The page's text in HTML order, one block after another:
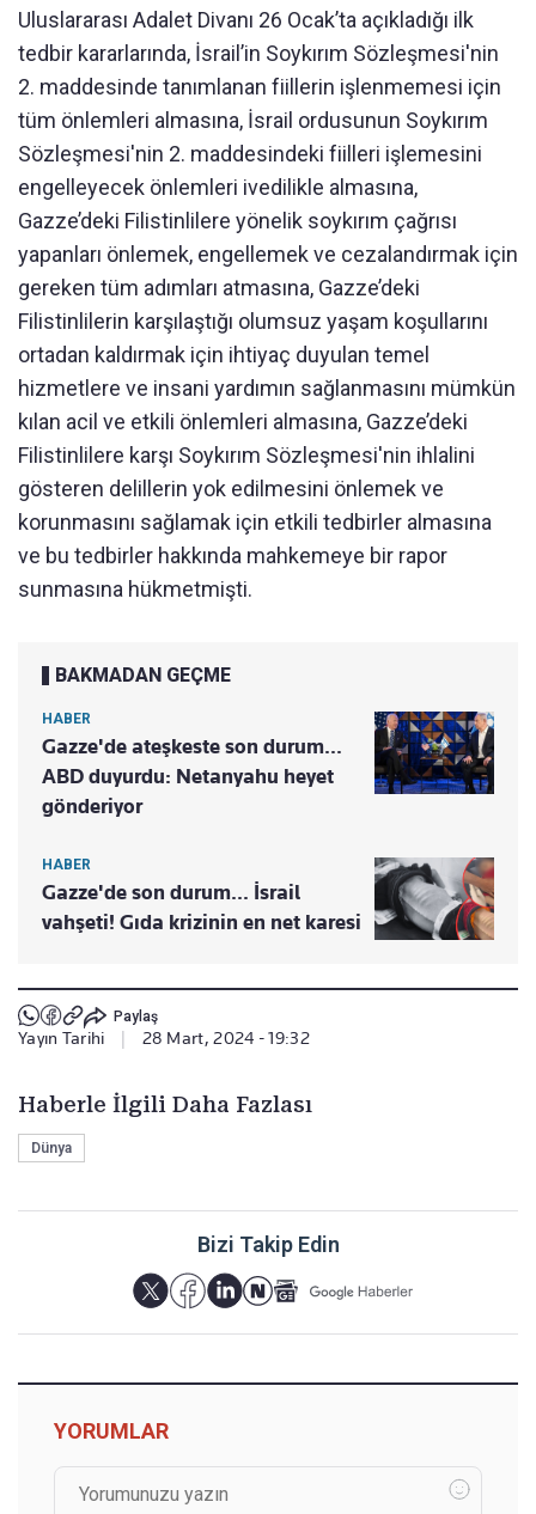
Uluslararası Adalet Divanı 26 Ocak’ta açıkladığı ilk
tedbir kararlarında, İsrail’in Soykırım Sözleşmesi'nin
2. maddesinde tanımlanan fiillerin işlenmemesi için
tüm önlemleri almasına, İsrail ordusunun Soykırım
Sözleşmesi'nin 2. maddesindeki fiilleri işlemesini
engelleyecek önlemleri ivedilikle almasına,
Gazze’deki Filistinlilere yönelik soykırım çağrısı
yapanları önlemek, engellemek ve cezalandırmak için
gereken tüm adımları atmasına, Gazze’deki
Filistinlilerin karşılaştığı olumsuz yaşam koşullarını
ortadan kaldırmak için ihtiyaç duyulan temel
hizmetlere ve insani yardımın sağlanmasını mümkün
kılan acil ve etkili önlemleri almasına, Gazze’deki
Filistinlilere karşı Soykırım Sözleşmesi'nin ihlalini
gösteren delillerin yok edilmesini önlemek ve
korunmasını sağlamak için etkili tedbirler almasına
ve bu tedbirler hakkında mahkemeye bir rapor
sunmasına hükmetmişti.
BAKMADAN GEÇME
HABER
Gazze'de ateşkeste son durum...
ABD duyurdu: Netanyahu heyet
gönderiyor
HABER
Gazze'de son durum... İsrail
vahşeti! Gıda krizinin en net karesi
Paylaş
Yayın Tarihi 28 Mart, 2024 - 19:32
Haberle İlgili Daha Fazlası
Dünya
Bizi Takip Edin
YORUMLAR